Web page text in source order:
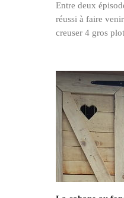
Entre deux
réussi à faire
creuser 4 gros